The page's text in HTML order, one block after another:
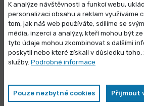
192,81 Kč/ ks
233,30 Kč s DPH
K analýze návštěvnosti a funkcí webu,
personalizaci obsahu a reklam využíváme
tom, jak náš web používáte, sdílíme se
média, inzerci a analýzy, kteří mohou být
tyto údaje mohou zkombinovat s dalšími
poskytli nebo které získali v důsledku toho,
služby. Podrobné informace
Pouze nezbytné cookies Přijmout
Výprodej
Vybrané produkty nyní